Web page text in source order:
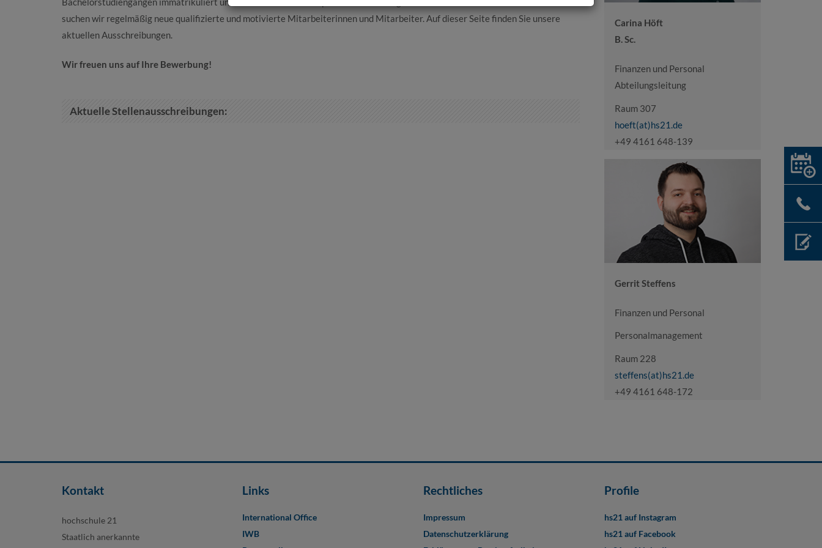
suchen wir regelmäßig neue qualifizierte und motivierte Mitarbeiterinnen und Mitarbeiter. Auf dieser Seite finden Sie unsere
aktuellen Ausschreibungen.
Wir freuen uns auf Ihre Bewerbung!
Aktuelle Stellenausschreibungen:
Carina Höft
B. Sc.
Finanzen und Personal
Abteilungsleitung
Raum 307
hoeft(at)hs21.de
+49 4161 648-139
Gerrit Steffens
Finanzen und Personal
Personalmanagement
Raum 228
steffens(at)hs21.de
+49 4161 648-172
Kontakt
hochschule 21
Staatlich anerkannte
Links
International Office
IWB
Rechtliches
Impressum
Datenschutzerklärung
Profile
hs21 auf Instagram
hs21 auf Facebook